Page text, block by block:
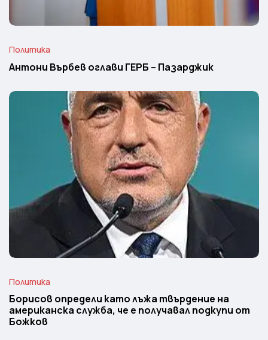
Политика
Антони Върбев оглави ГЕРБ – Пазарджик
Политика
Борисов определи като лъжа твърдение на
американска служба, че е получавал подкупи от
Божков